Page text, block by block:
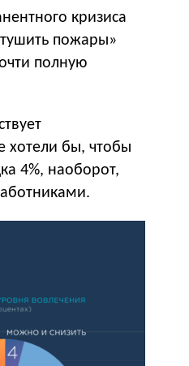
кризиса
пожары»
полную
хотели бы, чтобы
4%, наоборот,